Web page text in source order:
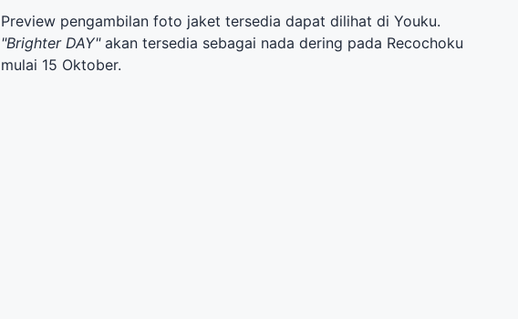
Preview pengambilan foto jaket tersedia dapat dilihat di Youku.
"Brighter DAY"akan tersedia sebagai nada dering pada Recochoku
mulai 15 Oktober.